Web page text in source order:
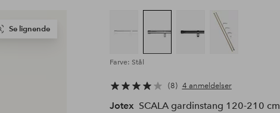
Se lignende
Farve: Stål
8 4 anmeldelser
Jotex SCALA gardinstang 120-210 cm